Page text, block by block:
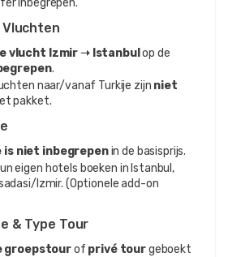
Vluchten
vlucht Izmir ➝ Istanbul op de
.
naar/vanaf Turkije zijn niet
pakket.
niet inbegrepenin de basisprijs.
eigen hotels boeken in Istanbul,
Izmir. (Optionele add-on
& Type Tour
groepstourof privé tourgeboekt